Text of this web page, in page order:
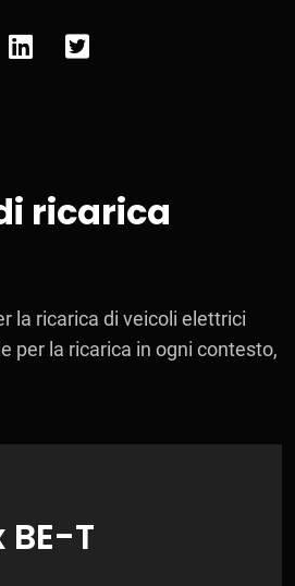
ricarica
la ricarica di veicoli elettrici
per la ricarica in ogni contesto,
T